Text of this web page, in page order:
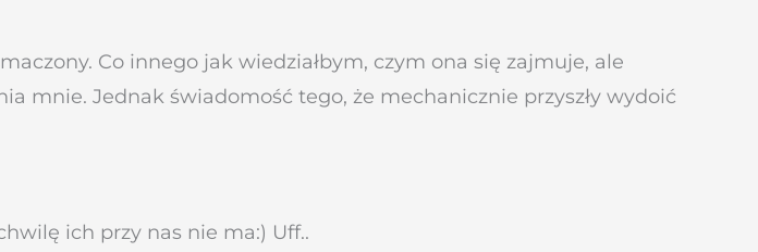
Co innego jak wiedziałbym, czym ona się zajmuje, ale
mnie. Jednak świadomość tego, że mechanicznie przyszły wydoić
ich przy nas nie ma:) Uff..